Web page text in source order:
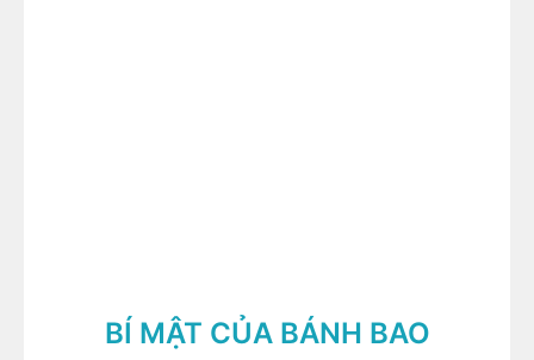
BÍ MẬT CỦA BÁNH BAO